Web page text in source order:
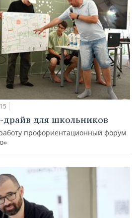
драйв для школьников
профориентационный форум